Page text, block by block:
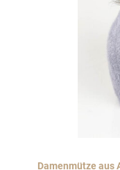
Damenmütze aus